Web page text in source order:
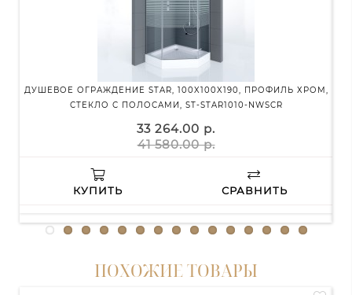
ДУШЕВОЕ ОГРАЖДЕНИЕ STAR, 100X100X190, ПРОФИЛЬ ХРОМ,
СТЕКЛО С ПОЛОСАМИ, ST-STAR1010-NWSCR
33 264.00 р.
41 580.00 р.
КУПИТЬ СРАВНИТЬ
ПОХОЖИЕ ТОВАРЫ